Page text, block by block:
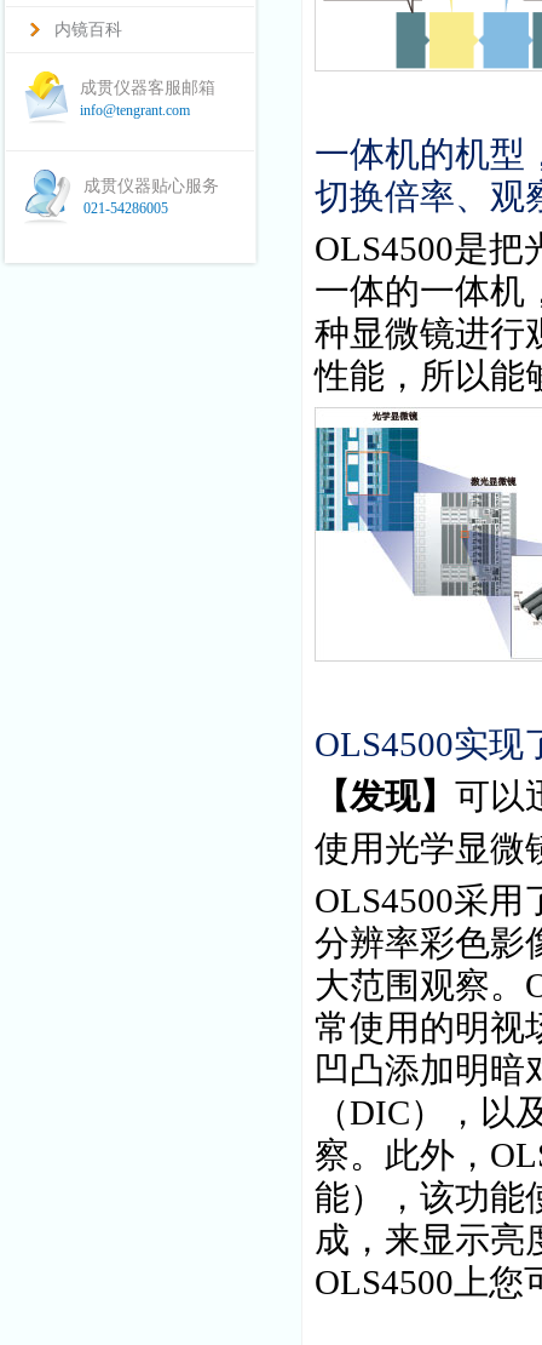
内镜百科
成贯仪器客服邮箱
info@tengrant.com
成贯仪器贴心服务
021-54286005
一体机的机型
切换倍率、观
OLS4500是把
一体的一体机
种显微镜进行
性能，所以能
OLS4500实现
【发现】 可以
使用光学显微
OLS4500采用
分辨率彩色影
大范围观察。
常使用的明视
凹凸添加明暗
（DIC）， 以
察。此外，
能）， 该功能
成， 来显示亮
OLS4500 上